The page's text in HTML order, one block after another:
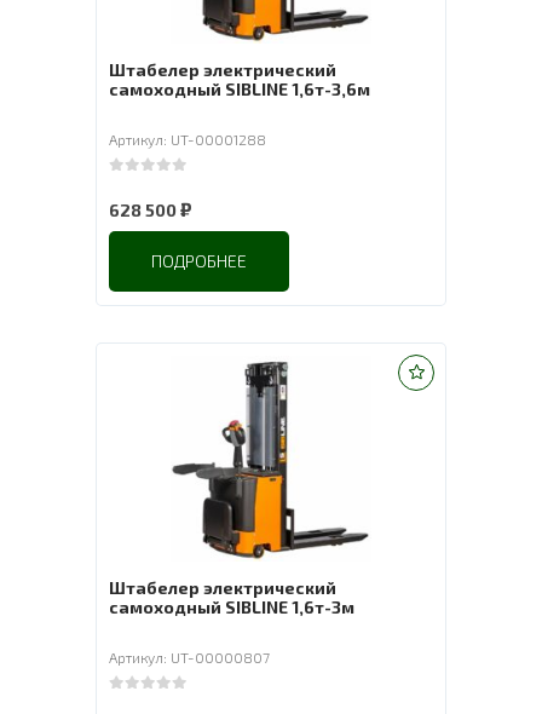
Штабелер электрический
самоходный SIBLINE 1,6т-3,6м
Артикул: UT-00001288
628 500₽
ПОДРОБНЕЕ
Штабелер электрический
самоходный SIBLINE 1,6т-3м
Артикул: UT-00000807